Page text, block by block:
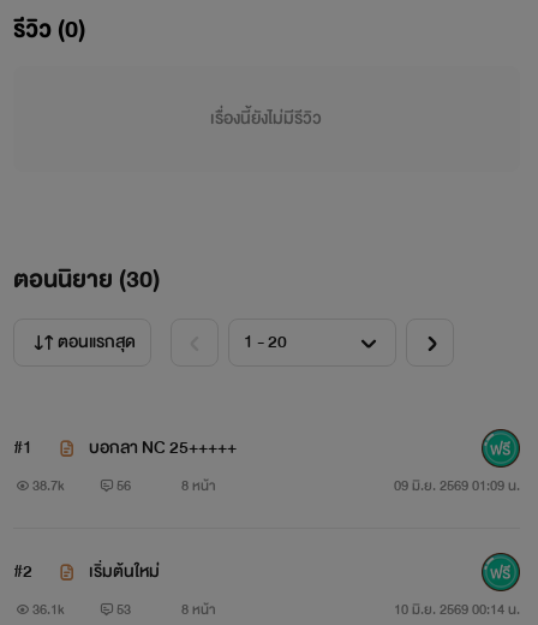
คนรักของเธอพูดออกมา น้ำตาไหลริน เธอเจ็บ เจ็บที่หัวใจด้าน
"วิสา...ได้ยินพี่ไหม แล้วเรื่องที่จะบอกพี่.."
"พี่ภาค วิสาท้อง ท้องลูกของเรา"เธอพูดออกมา แต่เขาคง
ไม่ได้ยิน "ลูกจ๋า ต่อไปเราจะมีกันแค่สองคนนะคะ"เธอพูดกับลูก
ตัวละคร
วิสาขา
คนที่เธอรัก เขาได้ทิ้งเธอไปมีรักใหม่ ในลมหายใจที่เหลืออยู่มี
เพียงลูกน้อยเท่านั้นที่จะรัก ดูแล ปกป้องเค้า จะเป็นทั้งพ่อและ
รีวิว (0)
เรื่องนี้ยังไม่มีรีวิว
ตอนนิยาย (30)
ตอนแรกสุด
#1 บอกลา NC 25+++++
38.7k 56 8 หน้า 09 มิ.ย. 2569 01:09 น.
#2 เริ่มต้นใหม่
36.1k 53 8 หน้า 10 มิ.ย. 2569 00:14 น.